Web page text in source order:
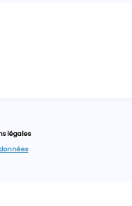
légales